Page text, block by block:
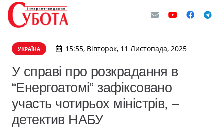
УКРАЇНА 15:55, Вівторок, 11 Листопада, 2025
У справі про розкрадання в
“Енергоатомі” зафіксовано
участь чотирьох міністрів, –
детектив НАБУ